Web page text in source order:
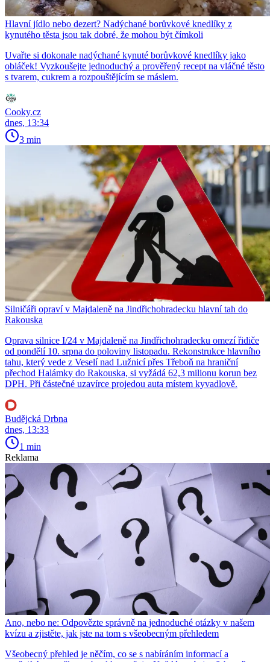
Hlavní jídlo nebo dezert? Nadýchané borůvkové knedlíky z
kynutého těsta jsou tak dobré, že mohou být čímkoli
Uvařte si dokonale nadýchané kynuté borůvkové knedlíky jako
obláček! Vyzkoušejte jednoduchý a prověřený recept na vláčné těsto
s tvarem, cukrem a rozpouštějícím se máslem.
Cooky.cz
dnes, 13:34
3 min
Silničáři opraví v Majdaleně na Jindřichohradecku hlavní tah do
Rakouska
Oprava silnice I/24 v Majdaleně na Jindřichohradecku omezí řidiče
od pondělí 10. srpna do poloviny listopadu. Rekonstrukce hlavního
tahu, který vede z Veselí nad Lužnicí přes Třeboň na hraniční
přechod Halámky do Rakouska, si vyžádá 62,3 milionu korun bez
DPH. Při částečné uzavírce projedou auta místem kyvadlově.
Budějcká Drbna
dnes, 13:33
1 min
Reklama
Ano, nebo ne: Odpovězte správně na jednoduché otázky v našem
kvízu a zjistěte, jak jste na tom s všeobecným přehledem
Všeobecný přehled je něčím, co se s nabíráním informací a